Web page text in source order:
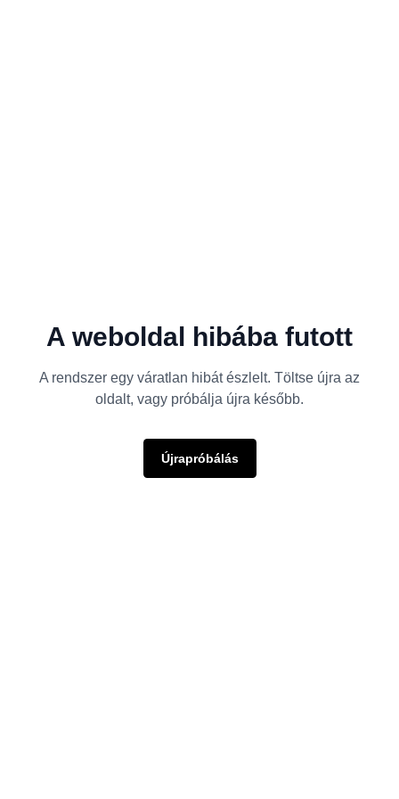
A weboldal hibába futott
A rendszer egy váratlan hibát észlelt. Töltse újra az
oldalt, vagy próbálja újra később.
Újrapróbálás